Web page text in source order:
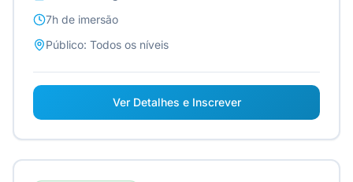
7h de imersão
Público: Todos os níveis
Ver Detalhes e Inscrever